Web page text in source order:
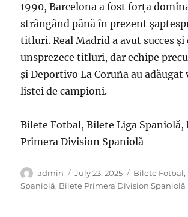
1990, Barcelona a fost forța
strângând până în prezent
titluri. Real Madrid a avut succes și
unsprezece titluri, dar echipe
și Deportivo La Coruña au adăugat
listei de campioni.
Bilete Fotbal, Bilete Liga Spaniolă,
Primera Division Spaniolă
Author
admin
Posted
on
July 23, 2025 Categories
Bilete Fotbal,
Spaniolă, Bilete Primera Division Spaniolă